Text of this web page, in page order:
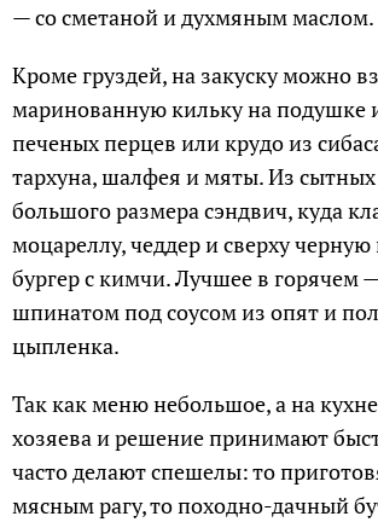
— со сметаной и духмяным маслом.
Кроме груздей, на закуску можно
маринованную кильку на подушке
печеных перцев или крудо из
тархуна, шалфея и мяты. Из
большого размера сэндвич, куда
моцареллу, чеддер и сверху
бургер с кимчи. Лучшее в горячем
шпинатом под соусом из опят и
цыпленка.
Так как меню небольшое, а на
хозяева и решение принимают
часто делают спешелы: то
мясным рагу, то походно-дачный